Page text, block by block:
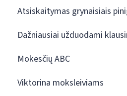
Atsiskaitymas grynaisiais
Dažniausiai užduodami
Mokesčių ABC
Viktorina moksleiviams